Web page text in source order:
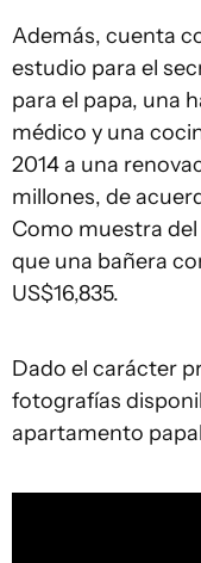
Además, cuenta
estudio para el
para el papa, una
médico y una
2014 a una
millones, de
Como muestra
que una bañera
US$16,835.
Dado el carácter
fotografías
apartamento